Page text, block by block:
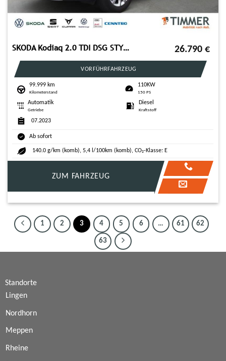
SKODA Kodiaq 2.0 TDI DSG STYLE *MATRIX *ACC *VIRTUAL * 26.790 €
VORFÜHRFAHRZEUG
99.999 km
Kilometerstand
110KW
150 PS
Automatik
Getriebe
Diesel
Kraftstoff
07.2023
Ab sofort
140.0 g/km (komb), 5,4 l/100km (komb), CO₂-Klasse: E
ZUM FAHRZEUG
1 2 3 4 5 6 … 61 62
63
Standorte
Lingen
Nordhorn
Meppen
Rheine